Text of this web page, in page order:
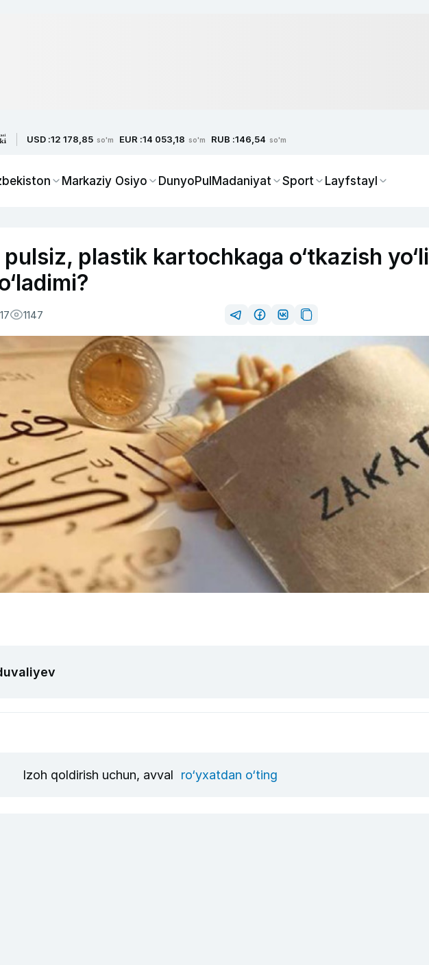
USD :12 178,85 so'm EUR :14 053,18 so'm RUB :146,54 so'm
Markaziy Osiyo DunyoPulMadaniyat Sport Layfstayl
plastik kartochkaga o‘tkazish yo‘li
1147
Izoh qoldirish uchun, avval ro‘yxatdan o‘ting